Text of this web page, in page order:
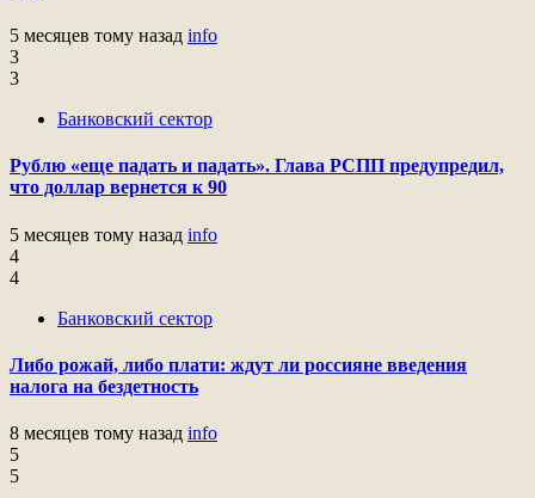
5 месяцев тому назад info
3
3
Банковский сектор
Рублю «еще падать и падать». Глава РСПП предупредил,
что доллар вернется к 90
5 месяцев тому назад info
4
4
Банковский сектор
Либо рожай, либо плати: ждут ли россияне введения
налога на бездетность
8 месяцев тому назад info
5
5